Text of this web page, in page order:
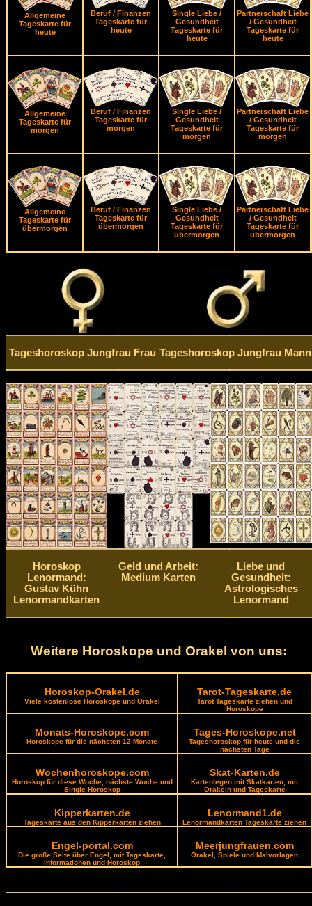
Allgemeine
Tageskarte für
heute
Beruf / Finanzen
Tageskarte für
heute
Single Liebe /
Gesundheit
Tageskarte für
heute
Partnerschaft Liebe
/ Gesundheit
Tageskarte für
heute
Allgemeine
Tageskarte für
morgen
Beruf / Finanzen
Tageskarte für
morgen
Single Liebe /
Gesundheit
Tageskarte für
morgen
Partnerschaft Liebe
/ Gesundheit
Tageskarte für
morgen
Allgemeine
Tageskarte für
übermorgen
Beruf / Finanzen
Tageskarte für
übermorgen
Single Liebe /
Gesundheit
Tageskarte für
übermorgen
Partnerschaft Liebe
/ Gesundheit
Tageskarte für
übermorgen
Tageshoroskop Jungfrau Frau Tageshoroskop Jungfrau Mann
Horoskop
Lenormand:
Gustav Kühn
Lenormandkarten
Geld und Arbeit:
Medium Karten
Liebe und
Gesundheit:
Astrologisches
Lenormand
Weitere Horoskope und Orakel von uns:
Horoskop-Orakel.de
Viele kostenlose Horoskope und Orakel
Tarot-Tageskarte.de
Tarot Tageskarte ziehen und
Horoskope
Monats-Horoskope.com
Horoskope für die nächsten 12 Monate
Tages-Horoskope.net
Tageshoroskop für heute und die
nächsten Tage
Wochenhoroskope.com
Horoskop für diese Woche, nächste Woche und
Single Horoskop
Skat-Karten.de
Kartenlegen mit Skatkarten, mit
Orakeln und Tageskarte
Kipperkarten.de
Tageskarte aus den Kipperkarten ziehen
Lenormand1.de
Lenormandkarten Tageskarte ziehen
Engel-portal.com
Die große Seite über Engel, mit Tageskarte,
Informationen und Horoskop
Meerjungfrauen.com
Orakel, Spiele und Malvorlagen